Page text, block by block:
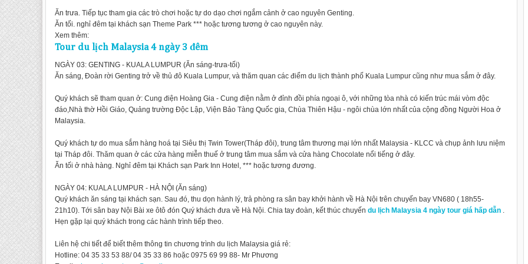
Ăn trưa. Tiếp tục tham gia các trò chơi hoặc tự do dạo chơi ngắm cảnh ở cao nguyên Genting.
Ăn tối. nghỉ đêm tại khách sạn Theme Park *** hoặc tương tương ở cao nguyên này.
Xem thêm:
Tour du lịch Malaysia 4 ngày 3 đêm
NGÀY 03: GENTING - KUALA LUMPUR (Ăn sáng-trưa-tối)
Ăn sáng, Đoàn rời Genting trở về thủ đô Kuala Lumpur, và thăm quan các điểm du lịch thành phố Kuala Lumpur cũng như mua sắm ở đây.
Quý khách sẽ tham quan ở: Cung điện Hoàng Gia - Cung điện nằm ở đỉnh đồi phía ngoại ô, với những tòa nhà có kiến trúc mái vòm độc
đáo,Nhà thờ Hồi Giáo, Quảng trường Độc Lập, Viện Bảo Tàng Quốc gia, Chùa Thiên Hậu - ngôi chùa lớn nhất của cộng đồng Người Hoa ở
Malaysia.
Quý khách tự do mua sắm hàng hoá tại Siêu thị Twin Tower(Tháp đôi), trung tâm thương mại lớn nhất Malaysia - KLCC và chụp ảnh lưu niệm
tại Tháp đôi. Thăm quan ở các cửa hàng miễn thuế ở trung tâm mua sắm và cửa hàng Chocolate nổi tiếng ở đây.
Ăn tối ở nhà hàng. Nghỉ đêm tại Khách sạn Park Inn Hotel, *** hoặc tương đương.
NGÀY 04: KUALA LUMPUR - HÀ NỘI (Ăn sáng)
Quý khách ăn sáng tại khách sạn. Sau đó, thu dọn hành lý, trả phòng ra sân bay khởi hành về Hà Nội trên chuyến bay VN680 ( 18h55-
21h10). Tới sân bay Nội Bài xe ôtô đón Quý khách đưa về Hà Nội. Chia tay đoàn, kết thúc chuyến du lịch Malaysia 4 ngày tour giá hấp dẫn .
Hẹn gặp lại quý khách trong các hành trình tiếp theo.
Liên hệ chi tiết để biết thêm thông tin chương trình du lịch Malaysia giá rẻ:
Hotline: 04 35 33 53 88/ 04 35 33 86 hoặc 0975 69 99 88- Mr Phương